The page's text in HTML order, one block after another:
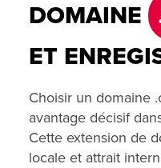
DOMAINE
ET
Choisir un domaine
avantage décisif
Cette extension de
locale et attrait